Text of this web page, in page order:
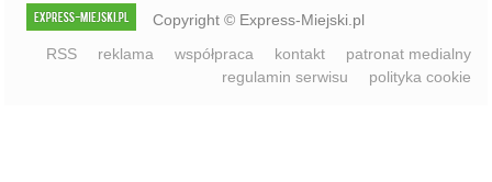
Copyright © Express-Miejski.pl
RSS
reklama współpraca kontakt
patronat medialny
regulamin serwisu
polityka cookie